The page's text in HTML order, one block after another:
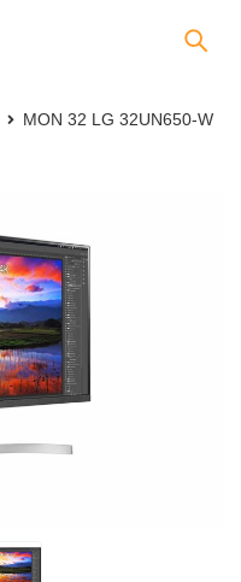
MON 32 LG 32UN650-W